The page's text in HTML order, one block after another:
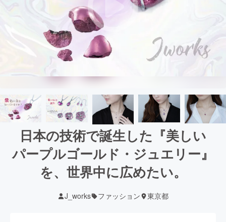
日本の技術で誕生した『美しい
パープルゴールド・ジュエリー』
を、世界中に広めたい。
J_works ファッション 東京都